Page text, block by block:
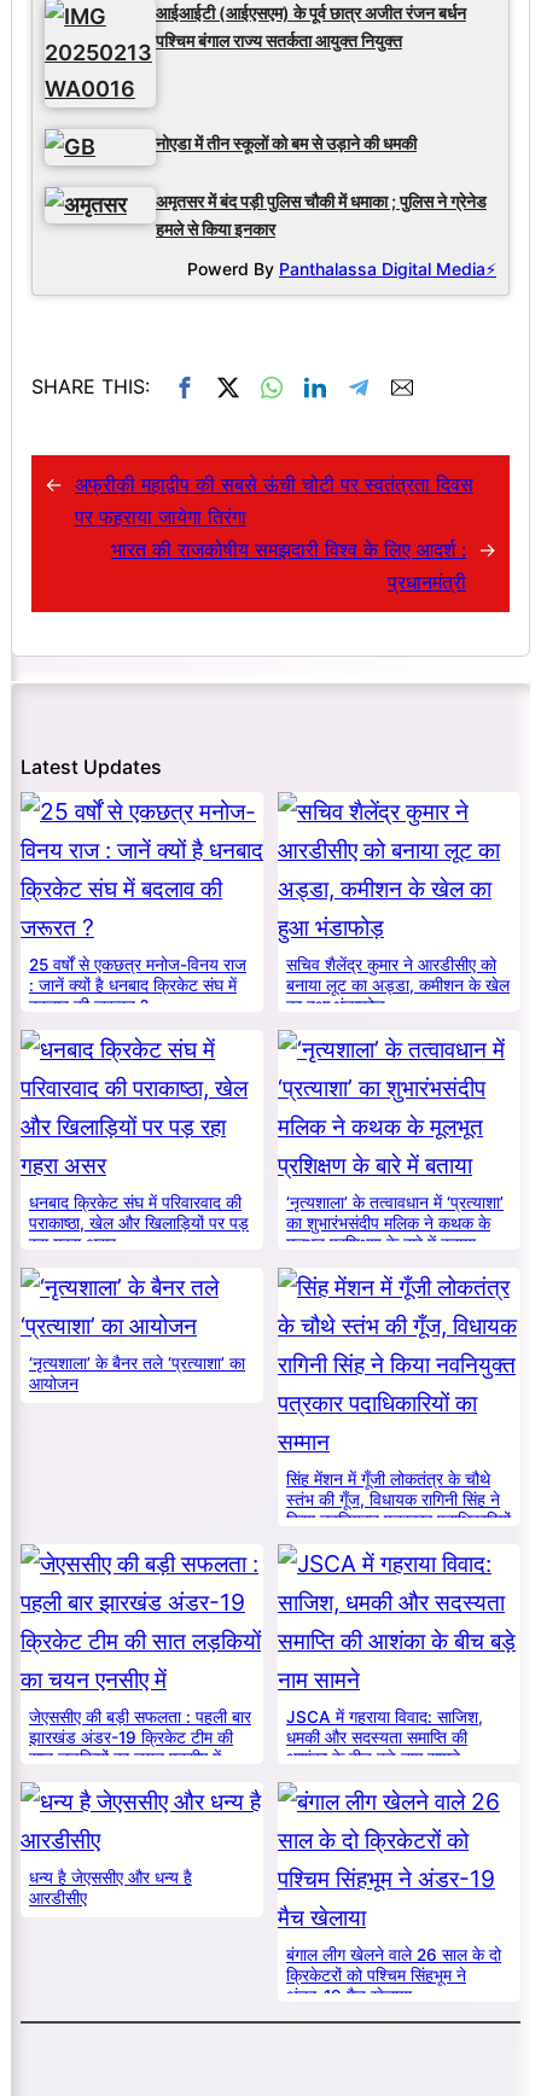
आईआईटी (आईएसएम) के पूर्व छात्र अजीत रंजन बर्धन
पश्चिम बंगाल राज्य सतर्कता आयुक्त नियुक्त
नोएडा में तीन स्कूलों को बम से उड़ाने की धमकी
अमृतसर में बंद पड़ी पुलिस चौकी में धमाका ; पुलिस ने ग्रेनेड
हमले से किया इनकार
Powerd By Panthalassa Digital Media⚡
SHARE THIS:
← अफ्रीकी महाद्वीप की सबसे ऊंची चोटी पर स्वतंत्रता दिवस
पर फहराया जायेगा तिरंगा
भारत की राजकोषीय समझदारी विश्व के लिए आदर्श :
प्रधानमंत्री
→
Latest Updates
25 वर्षों से एकछत्र मनोज-विनय राज
: जानें क्यों है धनबाद क्रिकेट संघ में
बदलाव की जरूरत ?
सचिव शैलेंद्र कुमार ने आरडीसीए को
बनाया लूट का अड्डा, कमीशन के खेल
का हुआ भंडाफोड़
धनबाद क्रिकेट संघ में परिवारवाद की
पराकाष्ठा, खेल और खिलाड़ियों पर पड़
रहा गहरा असर
‘नृत्यशाला’ के तत्वावधान में ‘प्रत्याशा’
का शुभारंभसंदीप मलिक ने कथक के
मूलभूत प्रशिक्षण के बारे में बताया
‘नृत्यशाला’ के बैनर तले ‘प्रत्याशा’ का
आयोजन
सिंह मेंशन में गूँजी लोकतंत्र के चौथे
स्तंभ की गूँज, विधायक रागिनी सिंह ने
किया नवनियुक्त पत्रकार पदाधिकारियों
का सम्मान
जेएससीए की बड़ी सफलता : पहली बार
झारखंड अंडर-19 क्रिकेट टीम की
सात लड़कियों का चयन एनसीए में
JSCA में गहराया विवाद: साजिश,
धमकी और सदस्यता समाप्ति की
आशंका के बीच बड़े नाम सामने
धन्य है जेएससीए और धन्य है
आरडीसीए
बंगाल लीग खेलने वाले 26 साल के दो
क्रिकेटरों को पश्चिम सिंहभूम ने
अंडर-19 मैच खेलाया